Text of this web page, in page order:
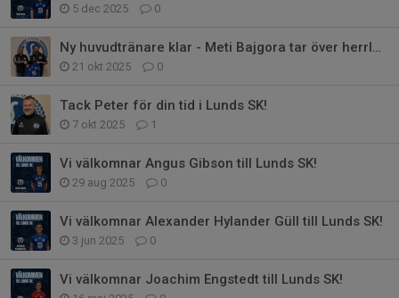
5 dec 2025 0
Ny huvudtränare klar - Meti Bajgora tar över herrlaget!
21 okt 2025 0
Tack Peter för din tid i Lunds SK!
7 okt 2025 1
Vi välkomnar Angus Gibson till Lunds SK!
29 aug 2025 0
Vi välkomnar Alexander Hylander Güll till Lunds SK!
3 jun 2025 0
Vi välkomnar Joachim Engstedt till Lunds SK!